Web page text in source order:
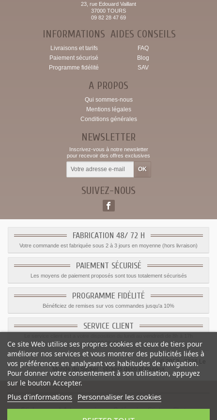
23, rue Edouard Vaillant
37000 TOURS
09 82 28 47 69
INFORMATIONS
Livraisons et tarifs
Paiement sécurisé
Programme fidélité
AIDES CONSEILS
FAQ
Blog
SAV
A PROPOS
Qui sommes-nous
Mentions légales
Conditions générales
NEWSLETTER
Inscrivez-vous à notre newsletter
pour recevoir des offres exclusives
SUIVEZ-NOUS
FABRICATION 48/ 72 H
Votre commande est fabriquée sous 2 à 3 jours en moyenne (hors livraison)
PAIEMENT SÉCURISÉ
Les moyens de paiement proposés sont tous totalement sécurisés
PROGRAMME FIDÉLITÉ
Bénéficiez de remises sur vos commandes jusqu'a 10%
SERVICE CLIENT
09.82.28.47.69.
© 2012 - 2026 Le
Monde du Sticker :
stickers déco et muraux
Sticker mural Arbre magique-Catégorie:Stickers Chateau
Ce site Web utilise ses propres cookies et ceux de tiers pour
améliorer nos services et vous montrer des publicités liées à
vos préférences en analysant vos habitudes de navigation.
Pour donner votre consentement à son utilisation, appuyez
sur le bouton Accepter.
Plus d'informations Personnaliser les cookies